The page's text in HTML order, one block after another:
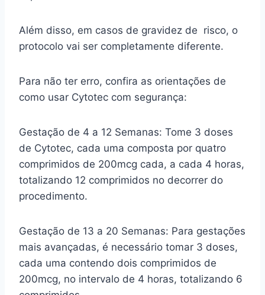
Além disso, em casos de gravidez de risco, o
protocolo vai ser completamente diferente.
Para não ter erro, confira as orientações de
como usar Cytotec com segurança:
Gestação de 4 a 12 Semanas: Tome 3 doses
de Cytotec, cada uma composta por quatro
comprimidos de 200mcg cada, a cada 4 horas,
totalizando 12 comprimidos no decorrer do
procedimento.
Gestação de 13 a 20 Semanas: Para gestações
mais avançadas, é necessário tomar 3 doses,
cada uma contendo dois comprimidos de
200mcg, no intervalo de 4 horas, totalizando 6